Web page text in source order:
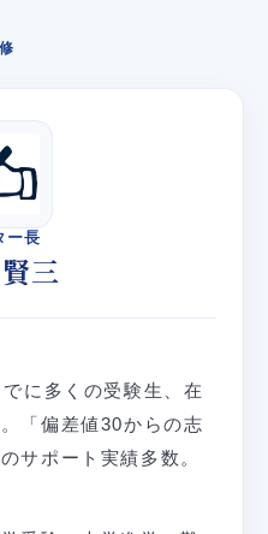
ー長
三
に多くの受験生、在
「偏差値30からの志
サポート実績多数。